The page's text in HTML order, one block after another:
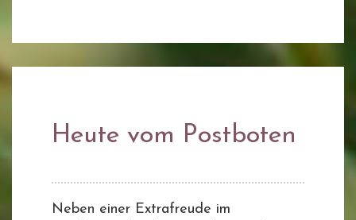
Heute vom Postboten
Neben einer Extrafreude im